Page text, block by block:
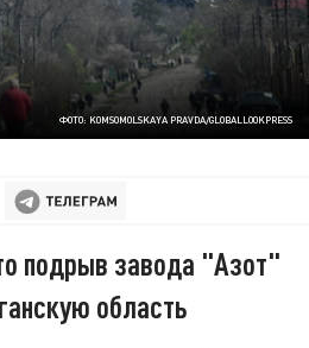
ФОТО: KOMSOMOLSKAYA PRAVDA/GLOBALLOOKPRESS
подрыв завода "Азот"
область